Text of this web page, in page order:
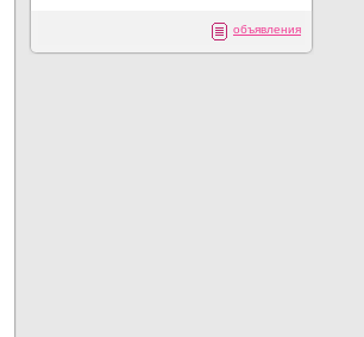
объявления